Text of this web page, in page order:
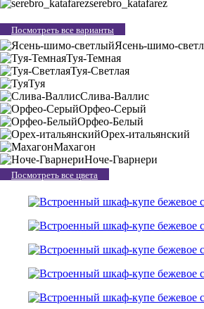
serebro_katafarez
Посмотреть все варианты
Ясень-шимо-
Туя-Темная
Туя-Светлая
Туя
Слива-Валлис
Орфео-Серый
Орфео-Белый
Орех-итальянский
Махагон
Ноче-Гварнери
Посмотреть все цвета